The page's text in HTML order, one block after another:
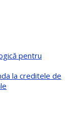
pentru
la creditele de